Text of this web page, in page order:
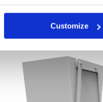
Customize
Bilder zeigen ein
darunter aufgeblasen wird.